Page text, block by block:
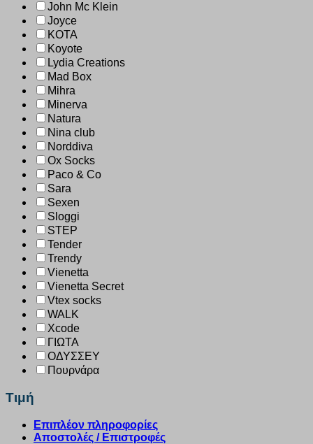
John Mc Klein
Joyce
KOTA
Koyote
Lydia Creations
Mad Box
Mihra
Minerva
Natura
Nina club
Norddiva
Ox Socks
Paco & Co
Sara
Sexen
Sloggi
STEP
Tender
Trendy
Vienetta
Vienetta Secret
Vtex socks
WALK
Xcode
ΓΙΩΤΑ
ΟΔΥΣΣΕΥ
Πουρνάρα
Τιμή
Επιπλέον πληροφορίες
Αποστολές / Επιστροφές